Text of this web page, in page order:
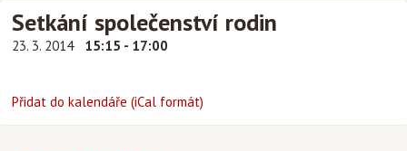
Setkání společenství rodin
23. 3. 2014 15:15 - 17:00
Přidat do kalendáře (iCal formát)